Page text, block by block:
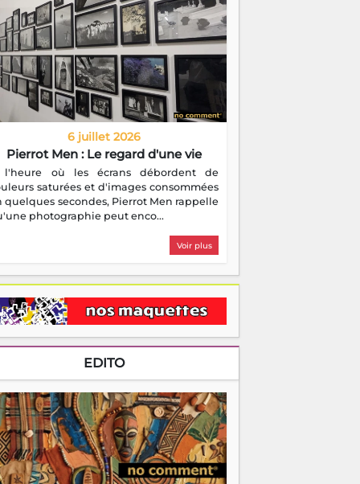
6 juillet 2026
Pierrot Men : Le regard d'une vie
l'heure où les écrans débordent de
saturées et d'images consommées
quelques secondes, Pierrot Men rappelle
photographie peut enco...
Voir plus
EDITO